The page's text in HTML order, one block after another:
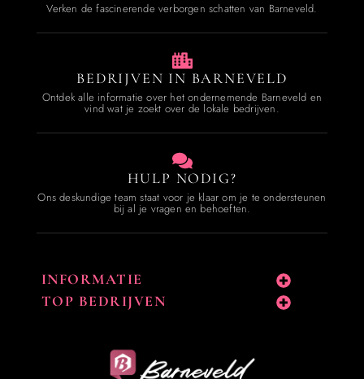
Verken de fascinerende verborgen schatten van Barneveld.
BEDRIJVEN IN BARNEVELD
Ontdek alle informatie over het ondernemende Barneveld en
vind wat je zoekt over de lokale bedrijven.
HULP NODIG?
Ons deskundige team staat voor je klaar om je te ondersteunen
bij al je vragen en behoeften.
INFORMATIE
TOP BEDRIJVEN